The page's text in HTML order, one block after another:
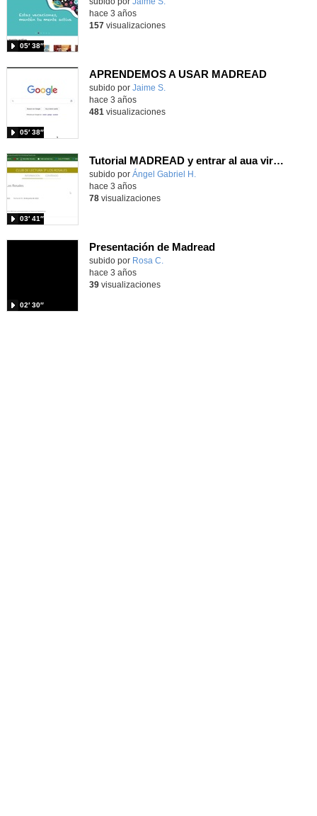
05′ 38″
hace 3 años
157visualizaciones
APRENDEMOS A USAR MADREAD
Contenido educativo.
subido por Jaime S.
05′ 38″
hace 3 años
481 visualizaciones
Tutorial MADREAD y entrar al aua virtual
Contenido educativo.
subido por Ángel Gabriel H.
03′ 41″
hace 3 años
78visualizaciones
Presentación de Madread
Contenido educativo.
subido por Rosa C.
02′ 30″
hace 3 años
39visualizaciones